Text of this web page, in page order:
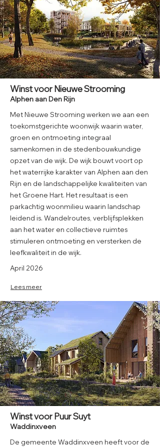
Winst voor Nieuwe Strooming
Alphen aan Den Rijn
Met Nieuwe Strooming werken we aan een
toekomstgerichte woonwijk waarin water,
groen en ontmoeting integraal
samenkomen in de stedenbouwkundige
opzet van de wijk. De wijk bouwt voort op
het waterrijke karakter van Alphen aan den
Rijn en de landschappelijke kwaliteiten van
het Groene Hart. Het resultaat is een
parkachtig woonmilieu waarin landschap
leidend is. Wandelroutes, verblijfsplekken
aan het water en collectieve ruimtes
stimuleren ontmoeting en versterken de
leefkwaliteit in de wijk.
April 2026
Lees meer
Winst voor Puur Suyt
Waddinxveen
De gemeente Waddinxveen heeft voor de